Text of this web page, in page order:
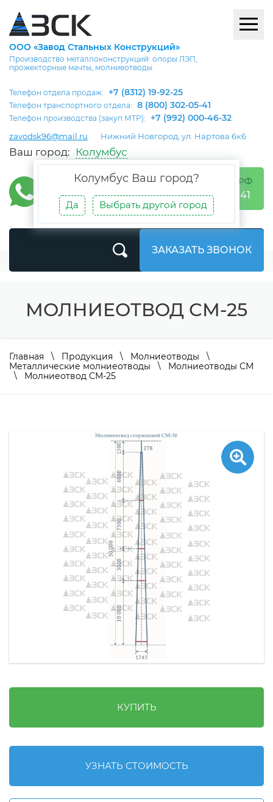
ООО «Завод Стальных Конструкций»
Производство металлоконструкций: опоры ЛЭП,
прожекторные мачты, молниеотводы
Телефон отдела продаж: +7 (8312) 19-92-25
Телефон транспортного отдела: 8 (800) 302-05-41
Телефон производства (закуп МТР): +7 (992) 000-46-32
zavodsk96@mail.ru Нижний Новгород, ул. Нартова 6к6
Ваш город: Колумбус
Колумбус Ваш город?
Да Выбрать другой город
БЕСПЛАТНО ПО РФ
8 (800) 302-05-41
ЗАКАЗАТЬ ЗВОНОК
МОЛНИЕОТВОД СМ-25
Главная \ Продукция \ Молниеотводы \
Металлические молниеотводы \ Молниеотводы СМ
\ Молниеотвод СМ-25
КУПИТЬ
УЗНАТЬ СТОИМОСТЬ